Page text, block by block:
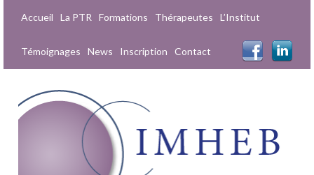
Accueil La PTR Formations Thérapeutes L’Institut
Témoignages News Inscription Contact